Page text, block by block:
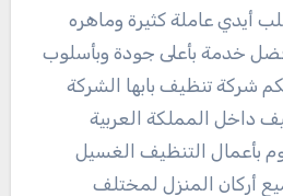
أيدي عاملة كثيرة وماهره
خدمة بأعلى جودة وبأسلوب
شركة تنظيف بابها الشركة
داخل المملكة العربية
بأعمال التنظيف الغسيل
أركان المنزل لمختلف